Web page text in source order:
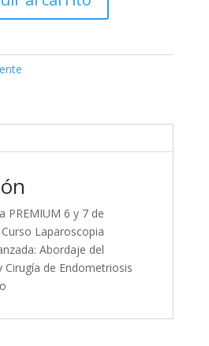
PREMIUM 6 y 7 de
Laparoscopia
Abordaje del
de Endometriosis